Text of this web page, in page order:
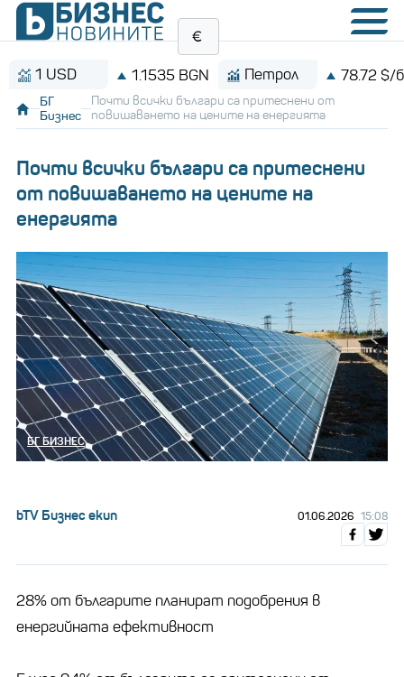
1.1535 BGN Петрол 78.72 $/барел
БГ
Бизнес
Почти всички българи са притеснени от
повишаването на цените на енергията
Почти всички българи са притеснени
от повишаването на цените на
енергията
БГ БИЗНЕС
bTV Бизнес екип 01.06.2026 15:08
28% от българите планират подобрения в
енергийната ефективност